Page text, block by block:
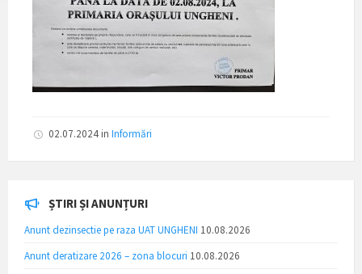
02.07.2024in Informări
ȘTIRI ȘI ANUNȚURI
Anunt dezinsectie pe raza UAT UNGHENI 10.08.2026
Anunt deratizare 2026 – zona blocuri 10.08.2026